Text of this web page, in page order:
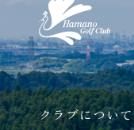
クラブについて